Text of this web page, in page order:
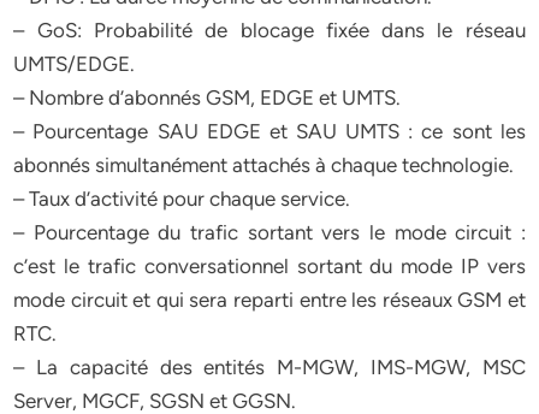
– GoS: Probabilité de blocage fixée dans le réseau
UMTS/EDGE.
– Nombre d’abonnés GSM, EDGE et UMTS.
– Pourcentage SAU EDGE et SAU UMTS : ce sont les
abonnés simultanément attachés à chaque technologie.
– Taux d’activité pour chaque service.
– Pourcentage du trafic sortant vers le mode circuit :
c’est le trafic conversationnel sortant du mode IP vers
mode circuit et qui sera reparti entre les réseaux GSM et
RTC.
– La capacité des entités M-MGW, IMS-MGW, MSC
Server, MGCF, SGSN et GGSN.